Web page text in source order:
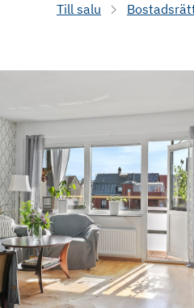
Till salu